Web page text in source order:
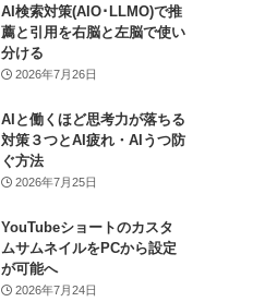
AI検索対策(AIO･LLMO)で推
薦と引用を右脳と左脳で使い
分ける
2026年7月26日
AIと働くほど思考力が落ちる
対策３つとAI疲れ・AIうつ防
ぐ方法
2026年7月25日
YouTubeショートのカスタ
ムサムネイルをPCから設定
が可能へ
2026年7月24日